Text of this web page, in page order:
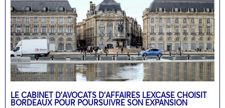
LE CABINET D’AVOCATS D’AFFAIRES LEXCASE CHOISIT
BORDEAUX POUR POURSUIVRE SON EXPANSION